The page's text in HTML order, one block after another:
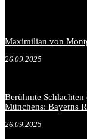
Maximilian von
26.09.2025
Berühmte
Münchens: Bayerns
26.09.2025